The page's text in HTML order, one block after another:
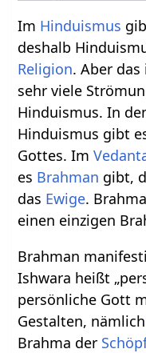
Im Hinduismus
deshalb
Religion. Aber
sehr viele
Hinduismus. In
Hinduismus gibt
Gottes. Im
es Brahman gibt,
das Ewige.
einen einzigen
Brahman
Ishwara heißt
persönliche Gott
Gestalten, nämlich
Brahma der